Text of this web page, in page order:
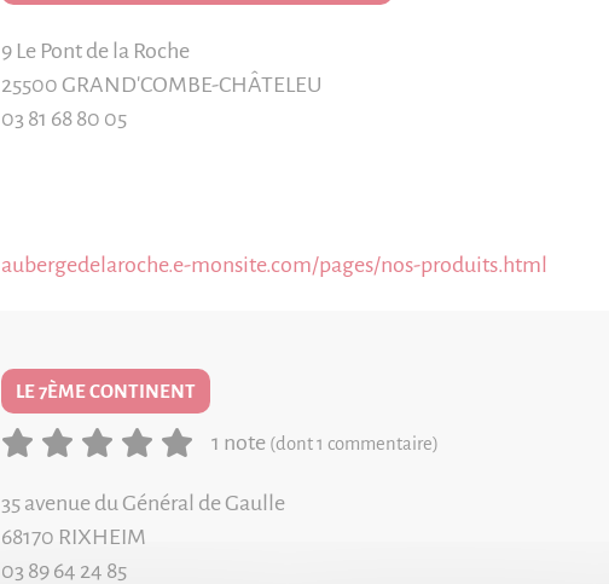
9 Le Pont de la Roche
25500 GRAND'COMBE-CHÂTELEU
03 81 68 80 05
aubergedelaroche.e-monsite.com/pages/nos-produits.html
LE 7ÈME CONTINENT
1 note (dont 1 commentaire)
35 avenue du Général de Gaulle
68170 RIXHEIM
03 89 64 24 85